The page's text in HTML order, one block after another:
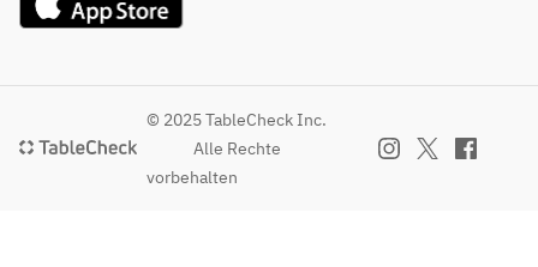
© 2025 TableCheck Inc.
Alle Rechte
vorbehalten